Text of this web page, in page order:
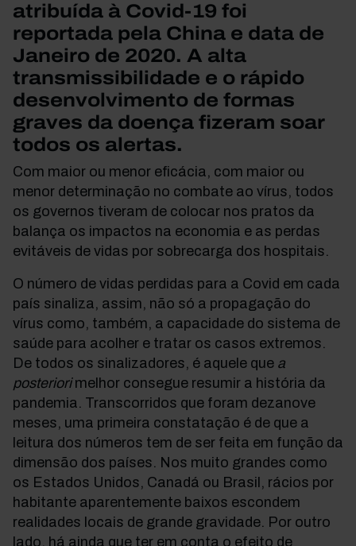
atribuída à Covid-19 foi
reportada pela China e data de
Janeiro de 2020. A alta
transmissibilidade e o rápido
desenvolvimento de formas
graves da doença fizeram soar
todos os alertas.
Com maior ou menor eficácia, com maior ou
menor determinação no combate ao vírus, todos
os governos tiveram de colocar nos pratos da
balança os impactos na economia e as perdas
evitáveis de vidas por sobrecarga dos hospitais.
O número de vidas perdidas para a Covid em cada
país sinaliza, assim, não só a propagação do
vírus como, também, a capacidade do sistema de
saúde para acolher e tratar os casos extremos.
De todos os sinalizadores, é aquele que a
posteriorimelhor consegue resumir a história da
pandemia. Transcorridos que foram dezanove
meses, uma primeira constatação é de que a
leitura dos números tem de ser feita em função da
dimensão dos países. Nos muito grandes como
os Estados Unidos, Canadá ou Brasil, rácios por
habitante aparentemente baixos escondem
realidades locais de grande gravidade. Por outro
lado, há ainda que ter em conta o efeito de